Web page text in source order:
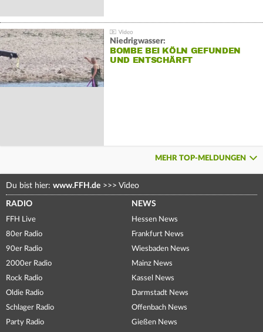
Niedrigwasser:
BOMBE BEI KÖLN GEFUNDEN
UND ENTSCHÄRFT
MEHR TOP-MELDUNGEN
Du bist hier: www.FFH.de >>> Video
RADIO
FFH Live
80er Radio
90er Radio
2000er Radio
Rock Radio
Oldie Radio
Schlager Radio
Party Radio
NEWS
Hessen News
Frankfurt News
Wiesbaden News
Mainz News
Kassel News
Darmstadt News
Offenbach News
Gießen News